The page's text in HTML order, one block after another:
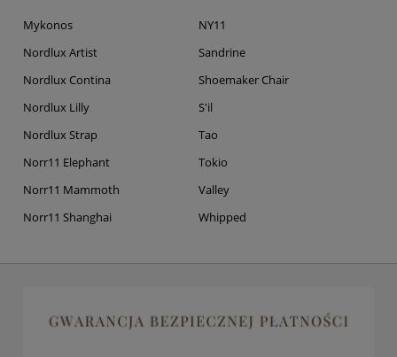
Mykonos
Nordlux Artist
Nordlux Contina
Nordlux Lilly
Nordlux Strap
Norr11 Elephant
Norr11 Mammoth
Norr11 Shanghai
NY11
Sandrine
Shoemaker Chair
S'il
Tao
Tokio
Valley
Whipped